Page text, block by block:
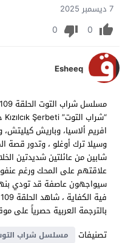
7 ديسمبر 2025
0
0
Esheeq
افريم ألاسيا، وباريش
وسيلا ترك أوغلو ، وتدور
شابين من عائلتين شديدتين
علاقتهم على المحك ورغم
سيواجهون عاصفة قد تودي
بالترجمة العربية حصرياً
تصنيفات
مسلسل شراب